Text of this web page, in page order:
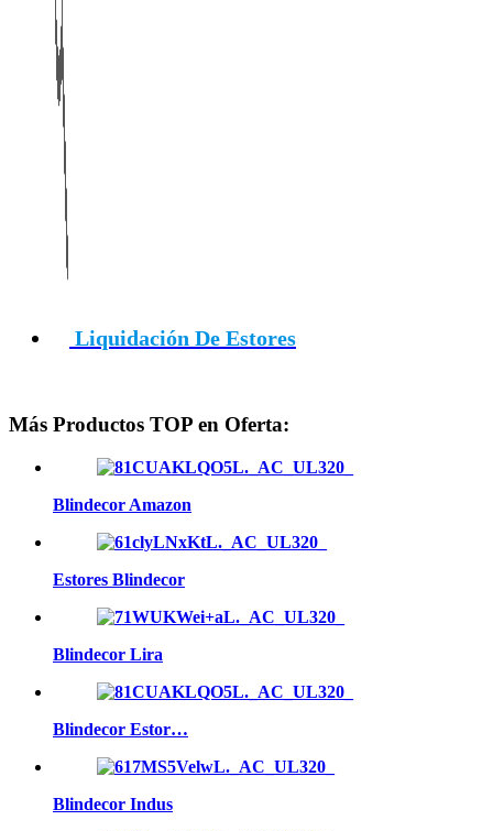
Liquidación De Estores
Más Productos TOP en Oferta:
Blindecor Amazon
Estores Blindecor
Blindecor Lira
Blindecor Estor…
Blindecor Indus